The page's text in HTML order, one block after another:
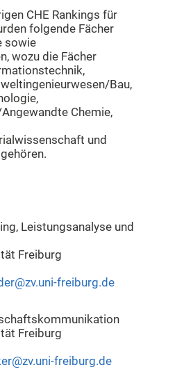
CHE Rankings für
folgende Fächer
sowie
wozu die Fächer
Bau,
Chemie,
und
Leistungsanalyse und
Freiburg
freiburg.de
Freiburg
freiburg.de